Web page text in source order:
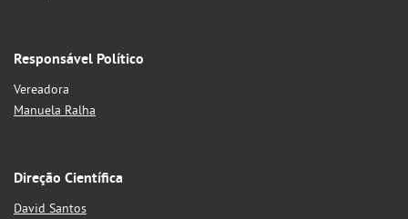
Responsável Político
Vereadora
Manuela Ralha
Direção Científica
David Santos